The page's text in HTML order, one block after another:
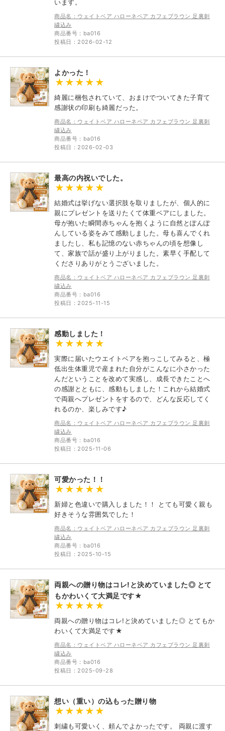
います。
商品名：ウェイトベア ハローネベア カフェブラウン 足裏刺
繍込み
商品番号：ba016
投稿日：2026-02-12
よかった！
綺麗に梱包されていて、おまけでついてきた子育て
感謝状の印刷も綺麗だった。
商品名：ウェイトベア ハローネベア カフェブラウン 足裏刺
繍込み
商品番号：ba016
投稿日：2026-02-03
最高の内祝いでした。
結婚式は挙げない選択肢を取りましたが、個人的に
親にプレゼントを送りたくて体重ベアにしました。
母が抱いた瞬間赤ちゃんを抱くように自然とぽんぽ
んしている姿をみて感動しました。母も喜んでくれ
ましたし、私も記憶のない赤ちゃんの頃を想像し
て、家族で話が盛り上がりました。素早く手配して
くださりありがとうございました。
商品名：ウェイトベア ハローネベア カフェブラウン 足裏刺
繍込み
商品番号：ba016
投稿日：2025-11-15
感動しました！
実際に届いたウエイトベアを抱っこしてみると、極
低出生体重児で産まれた自分がこんなに小さかった
んだということを改めて実感し、成長できたことへ
の感謝とともに、感動もしました！これから結婚式
で両親へプレゼントをするので、どんな反応してく
れるのか、楽しみです♪
商品名：ウェイトベア ハローネベア カフェブラウン 足裏刺
繍込み
商品番号：ba016
投稿日：2025-11-06
可愛かった！！
新婦と色違いで購入しました！！ とても可愛く親も
好きそうな雰囲気でした！
商品名：ウェイトベア ハローネベア カフェブラウン 足裏刺
繍込み
商品番号：ba016
投稿日：2025-10-15
両親への贈り物はコレ!と決めていました◎ とて
もかわいくて大満足です★
両親への贈り物はコレ!と決めていました◎ とてもか
わいくて大満足です★
商品名：ウェイトベア ハローネベア カフェブラウン 足裏刺
繍込み
商品番号：ba016
投稿日：2025-09-28
想い（重い）の込もった贈り物
刺繍も可愛いく、頼んでよかったです。 両親に渡す